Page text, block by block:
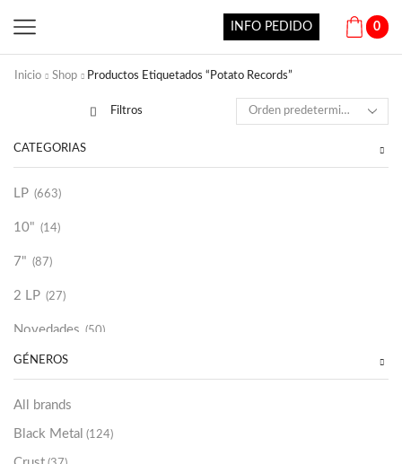
INFO PEDIDO 0
Inicio Shop Productos Etiquetados “Potato Records”
Filtros
CATEGORÍAS
LP (663)
10" (14)
7" (87)
2 LP (27)
Novedades (50)
Vinilako (34)
Sold Out
GÉNEROS
All brands
Black Metal (124)